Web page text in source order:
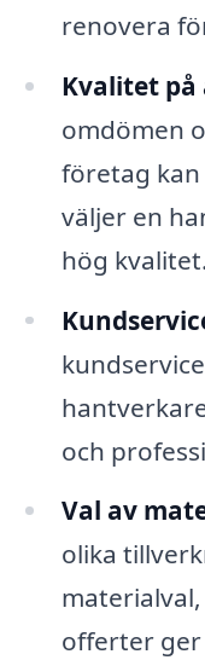
renovera
Kvalitet på
omdömen
företag
väljer en
hög kvalitet.
och
Val av
olika
offerter ger